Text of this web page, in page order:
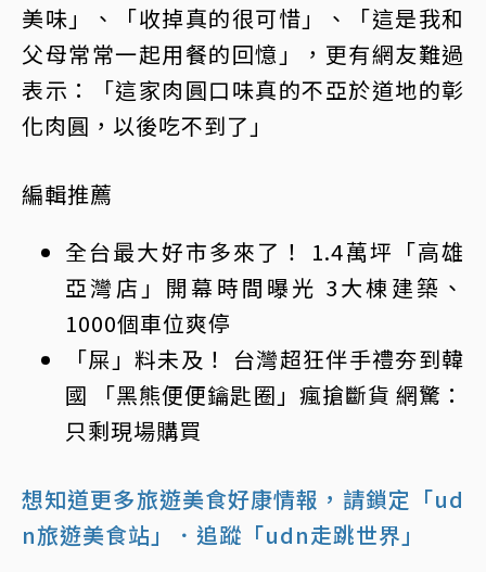
美味」、「收掉真的很可惜」、「這是我和
父母常常一起用餐的回憶」，更有網友難過
表示：「這家肉圓口味真的不亞於道地的彰
化肉圓，以後吃不到了」
編輯推薦
全台最大好市多來了！ 1.4萬坪「高雄
亞灣店」開幕時間曝光 3大棟建築、
1000個車位爽停
「屎」料未及！ 台灣超狂伴手禮夯到韓
國 「黑熊便便鑰匙圈」瘋搶斷貨 網驚：
只剩現場購買
想知道更多旅遊美食好康情報，請鎖定「ud
n旅遊美食站」
．追蹤「udn走跳世界」